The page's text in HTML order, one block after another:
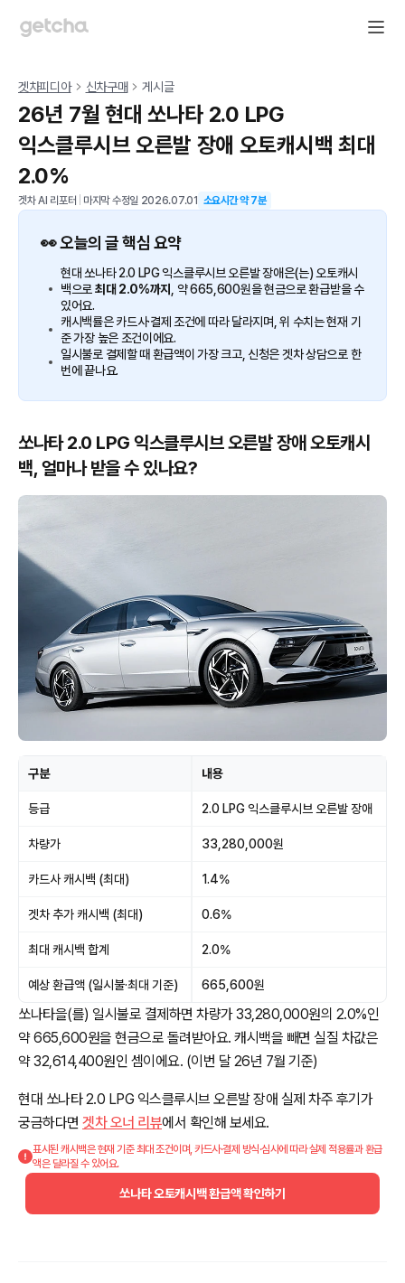
겟차피디아 신차구매 게시글
26년 7월 현대 쏘나타 2.0 LPG
익스클루시브 오른발 장애 오토캐시백 최대
2.0%
겟차 AI 리포터 마지막 수정일 2026.07.01 소요시간 약7분
👀 오늘의 글 핵심 요약
현대 쏘나타 2.0 LPG 익스클루시브 오른발 장애은(는) 오토캐시
백으로 최대 2.0%까지
, 약 665,600원을 현금으로 환급받을 수
있어요.
캐시백률은 카드사·결제 조건에 따라 달라지며, 위 수치는 현재 기
준 가장 높은 조건이에요.
일시불로 결제할 때 환급액이 가장 크고, 신청은 겟차 상담으로 한
번에 끝나요.
쏘나타 2.0 LPG 익스클루시브 오른발 장애 오토캐시
백, 얼마나 받을 수 있나요?
구분 내용
등급 2.0 LPG 익스클루시브 오른발 장애
차량가 33,280,000원
카드사 캐시백 (최대) 1.4%
겟차 추가 캐시백 (최대) 0.6%
최대 캐시백 합계 2.0%
예상 환급액 (일시불·최대 기준) 665,600원
쏘나타을(를) 일시불로 결제하면 차량가 33,280,000원의 2.0%인
약 665,600원을 현금으로 돌려받아요. 캐시백을 빼면 실질 차값은
약 32,614,400원인 셈이에요. (이번 달 26년 7월 기준)
현대 쏘나타 2.0 LPG 익스클루시브 오른발 장애 실제 차주 후기가
궁금하다면 겟차 오너 리뷰에서 확인해 보세요.
표시된 캐시백은 현재 기준 최대 조건이며, 카드사·결제 방식·심사에 따라 실제 적용률과 환급
액은 달라질 수 있어요.
쏘나타 오토캐시백 환급액 확인하기